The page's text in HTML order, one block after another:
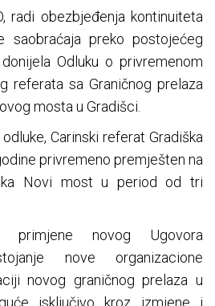
radi obezbjeđenja kontinuiteta
saobraćaja preko postojećeg
Odluku o privremenom
referata sa Graničnog prelaza
mosta u Gradišci.
Carinski referat Gradiška
privremeno premješten na
Novi most u period od tri
primjene novog Ugovora
nove organizacione
novog graničnog prelaza u
isključivo kroz izmjene i